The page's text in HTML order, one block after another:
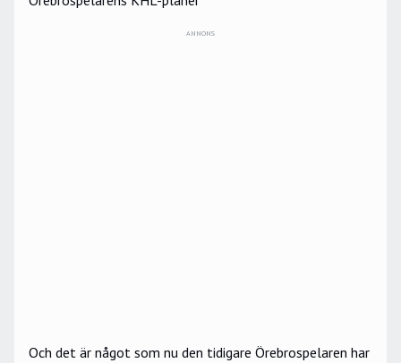
ANNONS
Och det är något som nu den tidigare Örebrospelaren har